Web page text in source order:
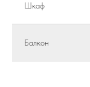
Шкаф
Балкон